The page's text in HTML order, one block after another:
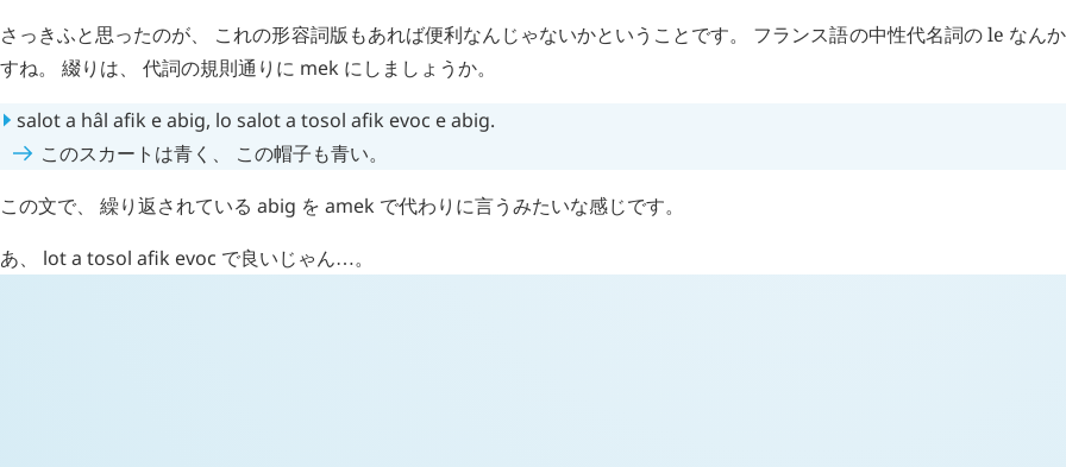
さっきふと思ったのが、 これの形容詞版もあれば便利なんじゃないかということです。 フランス語の中性代名詞の le なん
すね。 綴りは、 代詞の規則通りに mek にしましょうか。
salota hâl afik eabig, lo salota tosol afik evoc eabig.
このスカートは青く、 この帽子も青い。
この文で、 繰り返されている abig を amek で代わりに言うみたいな感じです。
あ、 lota tosol afik evoc で良いじゃん…。